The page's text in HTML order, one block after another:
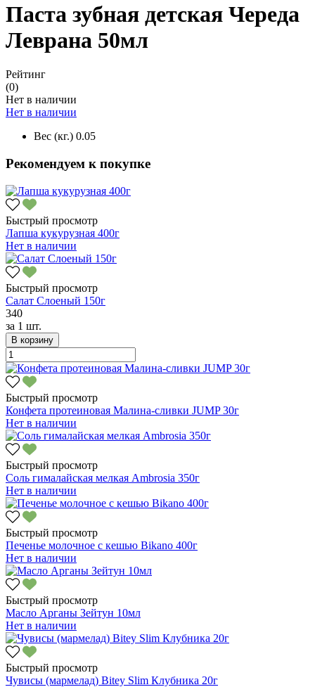
Паста зубная детская Череда
Леврана 50мл
Рейтинг
(0)
Нет в наличии
Нет в наличии
Вес (кг.) 0.05
Рекомендуем к покупке
Быстрый просмотр
Лапша кукурузная 400г
Нет в наличии
Быстрый просмотр
Салат Слоеный 150г
340
за 1 шт.
В корзину
Быстрый просмотр
Конфета протеиновая Малина-сливки JUMP 30г
Нет в наличии
Быстрый просмотр
Соль гималайская мелкая Ambrosia 350г
Нет в наличии
Быстрый просмотр
Печенье молочное с кешью Bikano 400г
Нет в наличии
Быстрый просмотр
Масло Арганы Зейтун 10мл
Нет в наличии
Быстрый просмотр
Чувисы (мармелад) Bitey Slim Клубника 20г